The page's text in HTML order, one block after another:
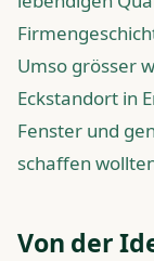
Umso grösser
Eckstandort in
Fenster und
schaffen
Von der